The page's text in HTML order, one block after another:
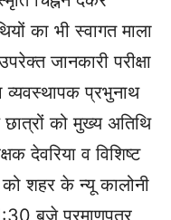
का भी स्वागत माला
जानकारी परीक्षा
प्रभुनाथ
छात्रों को मुख्य अतिथि
देवरिया व विशिष्ट
को शहर के न्यू कालोनी
‌‌बजे प्रमाणपत्र